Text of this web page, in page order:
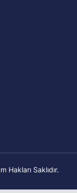
Hakları Saklıdır.